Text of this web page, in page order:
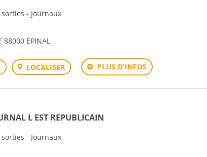
- Journaux
88000 EPINAL
LOCALISER PLUS D'INFOS
L EST REPUBLICAIN
- Journaux